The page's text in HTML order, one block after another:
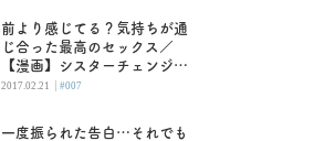
前より感じてる？気持ちが通
じ合った最高のセックス／
【漫画】シスターチェンジ
（最終回）
2017.02.21 | #007
一度振られた告白…それでも